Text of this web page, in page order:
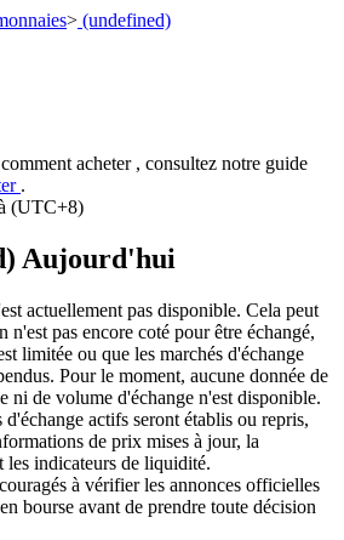
comme garantie
> (undefined)
acheter , consultez notre guide
.
(UTC+8)
Aujourd'hui
actuellement pas disponible. Cela peut
n'est pas encore coté pour être échangé,
limitée ou que les marchés d'échange
Pour le moment, aucune donnée de
ni de volume d'échange n'est disponible.
actifs seront établis ou repris,
de prix mises à jour, la
les indicateurs de liquidité.
à vérifier les annonces officielles
bourse avant de prendre toute décision